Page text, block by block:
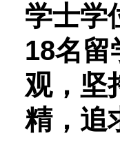
学士学
18名留
观，坚
精，追